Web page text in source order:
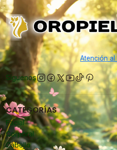
Atención al
Síguenos
CATEGORÍAS
Facial
Corporal
Cabello